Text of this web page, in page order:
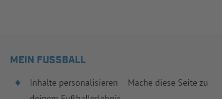
MEIN FUSSBALL
Inhalte personalisieren – Mache diese Seite zu